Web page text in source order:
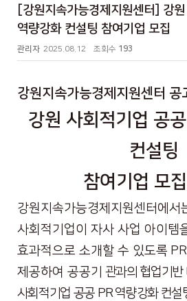
[강원지속가능경제지원센터] 강
역량강화 컨설팅 참여기업 모집
관리자 2025.08.12조회수 193
강원지속가능경제지원센터 공
강원 사회적기업 공공
컨설팅
참여기업 모
강원지속가능경제지원센터에서
사회적기업이 자사 사업 아이템
효과적으로 소개할 수 있도록 PR
제공하여 공공기 관과의 협업기반
사회적기업 공공 PR 역량강화 컨설